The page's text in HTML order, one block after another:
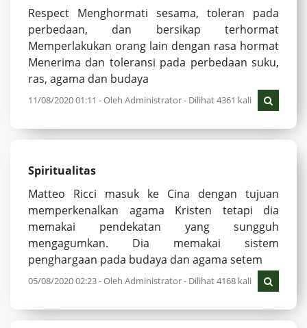
Respect Menghormati sesama, toleran pada
perbedaan, dan bersikap terhormat
Memperlakukan orang lain dengan rasa hormat
Menerima dan toleransi pada perbedaan suku,
ras, agama dan budaya
11/08/2020 01:11 - Oleh Administrator - Dilihat 4361 kali
Spiritualitas
Matteo Ricci masuk ke Cina dengan tujuan
memperkenalkan agama Kristen tetapi dia
memakai pendekatan yang sungguh
mengagumkan. Dia memakai sistem
penghargaan pada budaya dan agama setem
05/08/2020 02:23 - Oleh Administrator - Dilihat 4168 kali